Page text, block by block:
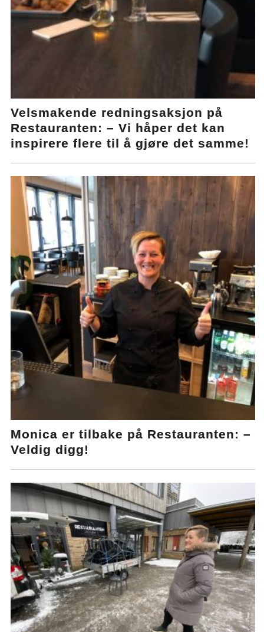
Velsmakende redningsaksjon på
Restauranten: – Vi håper det kan
inspirere flere til å gjøre det samme!
Monica er tilbake på Restauranten: –
Veldig digg!